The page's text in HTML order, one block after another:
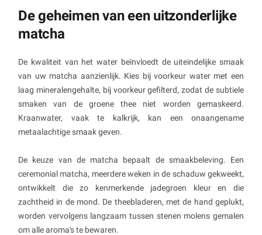
De geheimen van een uitzonderlijke
matcha
De kwaliteit van het water beïnvloedt de uiteindelijke smaak
van uw matcha aanzienlijk. Kies bij voorkeur water met een
laag mineralengehalte, bij voorkeur gefilterd, zodat de subtiele
smaken van de groene thee niet worden gemaskeerd.
Kraanwater, vaak te kalkrijk, kan een onaangename
metaalachtige smaak geven.
De keuze van de matcha bepaalt de smaakbeleving. Een
ceremonial matcha, meerdere weken in de schaduw gekweekt,
ontwikkelt die zo kenmerkende jadegroen kleur en die
zachtheid in de mond. De theebladeren, met de hand geplukt,
worden vervolgens langzaam tussen stenen molens gemalen
om alle aroma's te bewaren.